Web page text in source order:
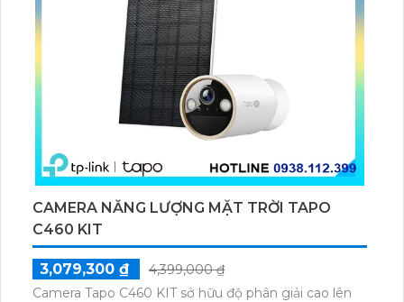
CAMERA NĂNG LƯỢNG MẶT TRỜI TAPO
C460 KIT
3,079,300 ₫
4,399,000 ₫
Camera Tapo C460 KIT sở hữu độ phân giải cao lên